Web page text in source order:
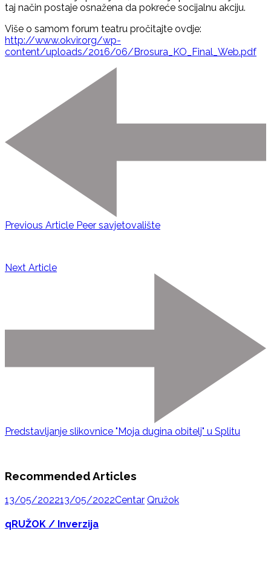
taj način postaje osnažena da pokreće socijalnu akciju.
Više o samom forum teatru pročitajte ovdje:
http://www.okvir.org/wp-
content/uploads/2016/06/Brosura_KO_Final_Web.pdf
Previous Article Peer savjetovalište
Next Article
Predstavljanje slikovnice "Moja dugina obitelj" u Splitu
Recommended Articles
13/05/202213/05/2022Centar Qružok
qRUŽOK / Inverzija